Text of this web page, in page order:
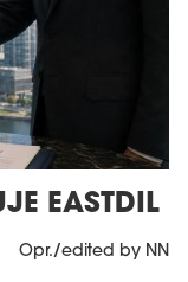
EASTDIL
Opr./edited by NN